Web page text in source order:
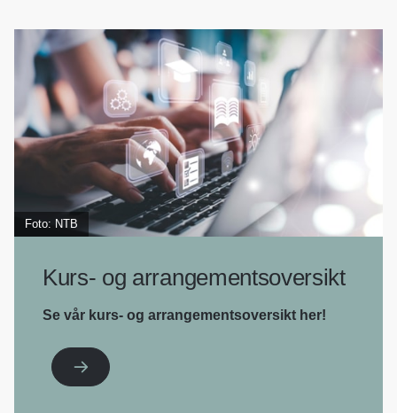
Foto: NTB
Kurs- og arrangementsoversikt
Se vår kurs- og arrangementsoversikt her!